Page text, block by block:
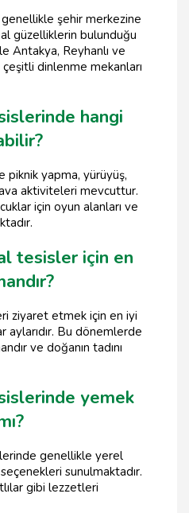
şehir merkezine
güzelliklerin bulunduğu
Antakya, Reyhanlı ve
dinlenme mekanları
hangi
yapma, yürüyüş,
aktiviteleri mevcuttur.
için oyun alanları ve
tesisler için en
ziyaret etmek için en iyi
aylarıdır. Bu dönemlerde
ve doğanın tadını
yemek
genellikle yerel
sunulmaktadır.
gibi lezzetleri